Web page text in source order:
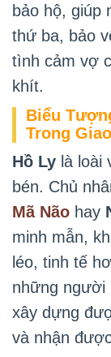
bảo hộ, giúp
thứ ba, bảo
tình cảm vợ
khít.
Biểu
Trong
Hồ Ly là loài
bén. Chủ
Mã Não hay
minh mẫn,
léo, tinh tế
những người
xây dựng
và nhận